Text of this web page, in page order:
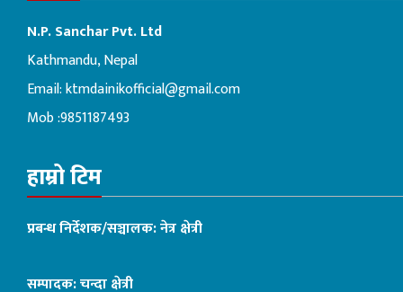
N.P. Sanchar Pvt. Ltd
Kathmandu, Nepal
Email:ktmdainikofficial@gmail.com
Mob :9851187493
हाम्रो टिम
प्रबन्ध निर्देशक/सञ्चालक: नेत्र क्षेत्री
सम्पादक: चन्दा क्षेत्री